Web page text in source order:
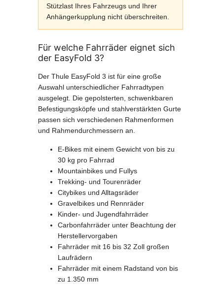
Stützlast Ihres Fahrzeugs und Ihrer
Anhängerkupplung nicht überschreiten.
Für welche Fahrräder eignet sich
der EasyFold 3?
Der Thule EasyFold 3 ist für eine große
Auswahl unterschiedlicher Fahrradtypen
ausgelegt. Die gepolsterten, schwenkbaren
Befestigungsköpfe und stahlverstärkten Gurte
passen sich verschiedenen Rahmenformen
und Rahmendurchmessern an.
E-Bikes mit einem Gewicht von bis zu
30 kg pro Fahrrad
Mountainbikes und Fullys
Trekking- und Tourenräder
Citybikes und Alltagsräder
Gravelbikes und Rennräder
Kinder- und Jugendfahrräder
Carbonfahrräder unter Beachtung der
Herstellervorgaben
Fahrräder mit 16 bis 32 Zoll großen
Laufrädern
Fahrräder mit einem Radstand von bis
zu 1.350 mm